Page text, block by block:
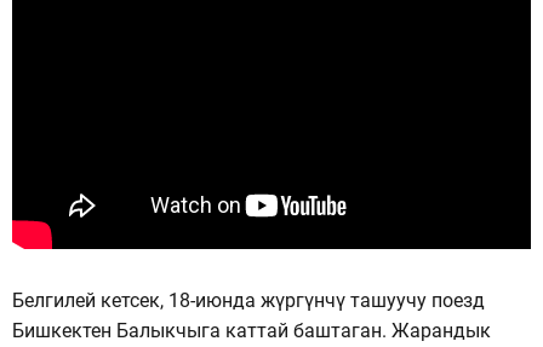
Белгилей кетсек, 18-июнда жүргүнчү ташуучу поезд
Бишкектен Балыкчыга каттай баштаган. Жарандык